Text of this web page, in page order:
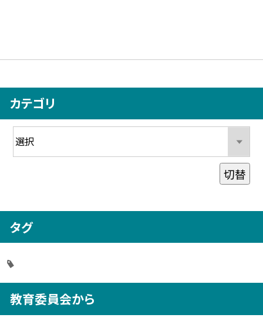
カテゴリ
切替
タグ
教育委員会から